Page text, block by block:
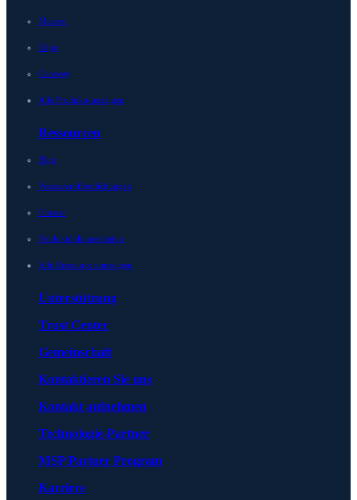
Micetro
Edge
Gateway
Alle Produkte anzeigen
Ressourcen
Blog
Presseveröffentlichungen
Glossar
Produktdokumentation
Alle Ressourcen anzeigen
Unterstützung
Trust Center
Gemeinschaft
Kontaktieren Sie uns
Kontakt aufnehmen
Technologie-Partner
MSP Partner Program
Karriere